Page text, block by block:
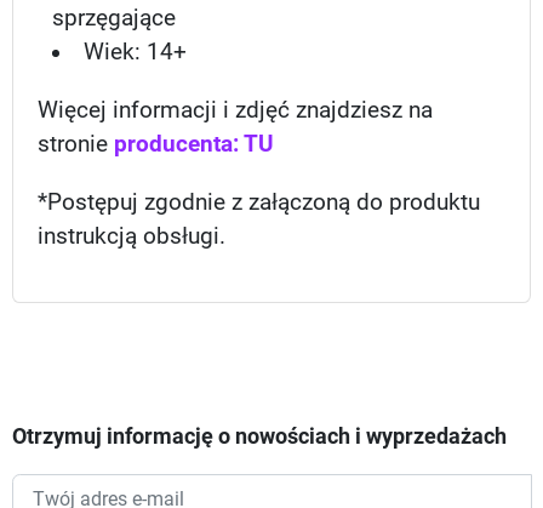
sprzęgające
Wiek: 14+
Więcej informacji i zdjęć znajdziesz na
stronie producenta: TU
*Postępuj zgodnie z załączoną do produktu
instrukcją obsługi.
Otrzymuj informację o nowościach i wyprzedażach